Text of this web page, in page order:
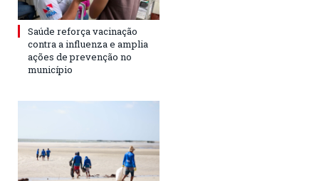
Saúde reforça vacinação
contra a influenza e amplia
ações de prevenção no
município